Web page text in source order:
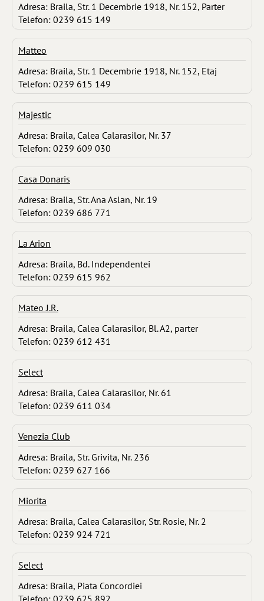
Adresa: Braila, Str. 1 Decembrie 1918, Nr. 152, Parter
Telefon: 0239 615 149
Matteo
Adresa: Braila, Str. 1 Decembrie 1918, Nr. 152, Etaj
Telefon: 0239 615 149
Majestic
Adresa: Braila, Calea Calarasilor, Nr. 37
Telefon: 0239 609 030
Casa Donaris
Adresa: Braila, Str. Ana Aslan, Nr. 19
Telefon: 0239 686 771
La Arion
Adresa: Braila, Bd. Independentei
Telefon: 0239 615 962
Mateo J.R.
Adresa: Braila, Calea Calarasilor, Bl. A2, parter
Telefon: 0239 612 431
Select
Adresa: Braila, Calea Calarasilor, Nr. 61
Telefon: 0239 611 034
Venezia Club
Adresa: Braila, Str. Grivita, Nr. 236
Telefon: 0239 627 166
Miorita
Adresa: Braila, Calea Calarasilor, Str. Rosie, Nr. 2
Telefon: 0239 924 721
Select
Adresa: Braila, Piata Concordiei
Telefon: 0239 625 892